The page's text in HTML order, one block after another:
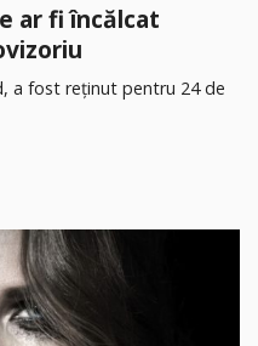
ar fi încălcat
a fost reținut pentru 24 de